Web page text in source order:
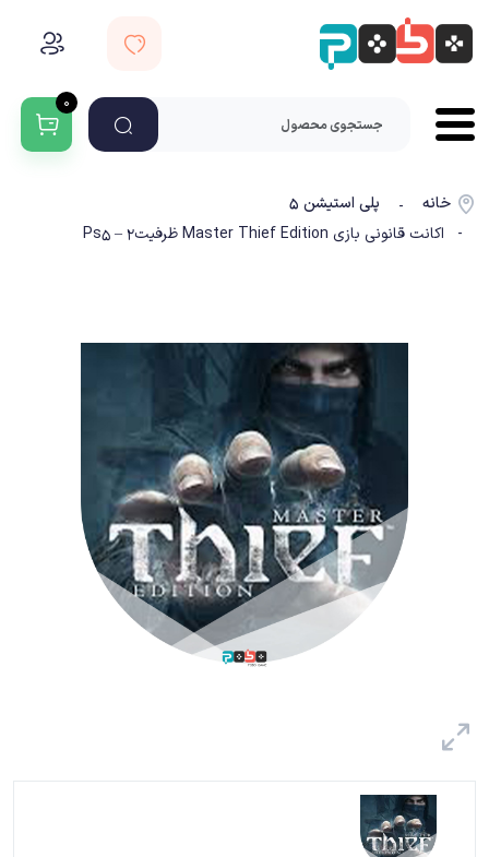
۰
خانه -
پلی استیشن ۵
- اکانت قانونی بازی Master Thief Edition ظرفیت2 – Ps5